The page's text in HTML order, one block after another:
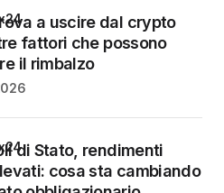
a uscire dal crypto
fattori che possono
il rimbalzo
di Stato, rendimenti
cosa sta cambiando